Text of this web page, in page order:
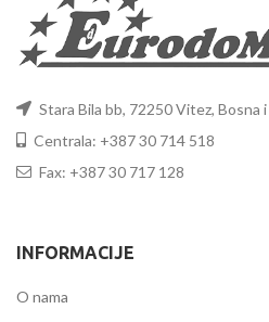
Stara Bila bb, 72250 Vitez, Bosna
Centrala: +387 30 714 518
Fax: +387 30 717 128
INFORMACIJE
O nama